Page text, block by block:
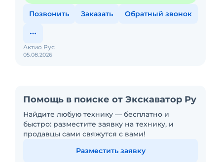
Позвонить Заказать Обратный звонок
05.08.2026
Актио Рус
Помощь в поиске от Экскаватор Ру
Найдите любую технику — бесплатно и
быстро: разместите заявку на технику, и
продавцы сами свяжутся с вами!
Разместить заявку